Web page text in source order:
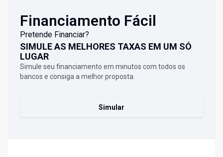
Financiamento Fácil
Pretende Financiar?
SIMULE AS MELHORES TAXAS EM UM SÓ
LUGAR
Simule seu financiamento em minutos com todos os
bancos e consiga a melhor proposta.
Simular